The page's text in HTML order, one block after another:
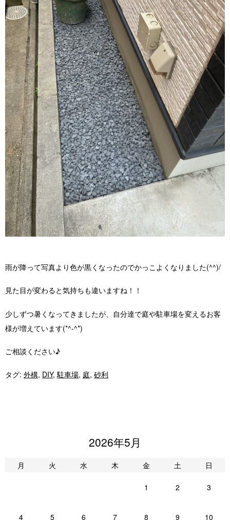
雨が降って写真より色が黒くなったのでかっこよくなりました(^^)/
見た目が変わると気持ちも違いますね！！
少しずつ暑くなってきましたが、自分達で庭や駐車場を変えるお客
様が増えています(*^-^*)
ご相談ください♪
タグ: 外構, DIY, 駐車場, 庭, 砂利
2026年5月
月 火 水 木 金 土 日
1 2 3
4 5 6 7 8 9 10